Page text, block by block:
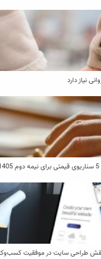
نیاز دارد
طراحی سایت در موفقیت